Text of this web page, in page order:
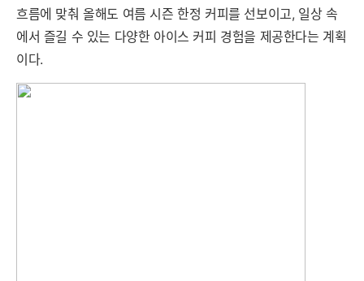
흐름에 맞춰 올해도 여름 시즌 한정 커피를 선보이고, 일상 속
에서 즐길 수 있는 다양한 아이스 커피 경험을 제공한다는 계획
이다.